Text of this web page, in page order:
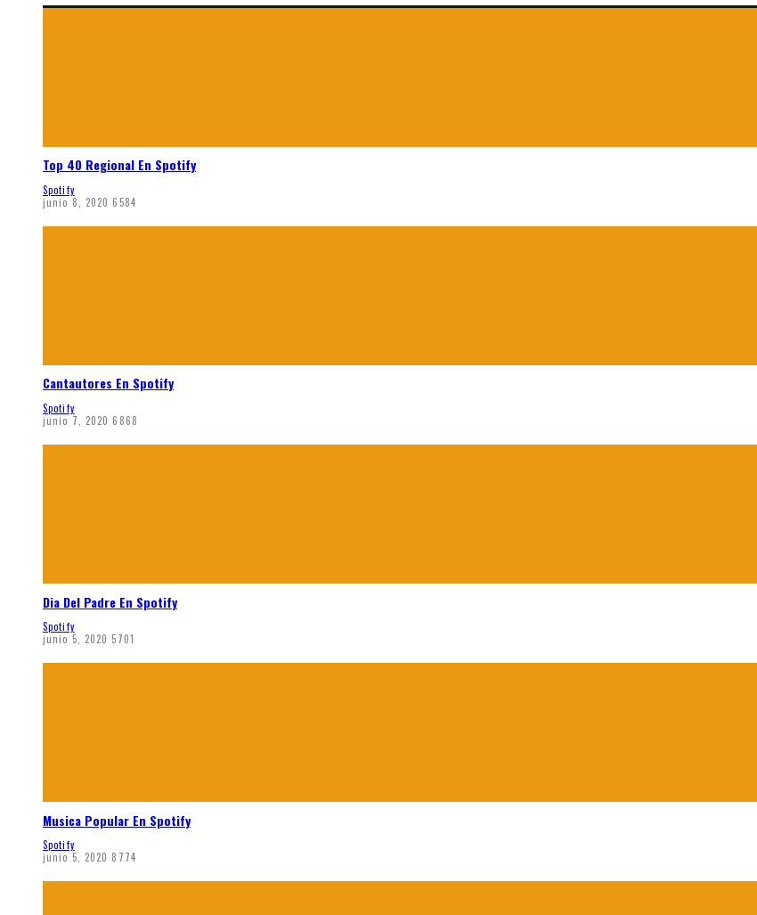
Top 40 Regional En Spotify
Spotify
junio 8, 2020 6584
Cantautores En Spotify
Spotify
junio 7, 2020 6868
Dia Del Padre En Spotify
Spotify
junio 5, 2020 5701
Musica Popular En Spotify
Spotify
junio 5, 2020 8774